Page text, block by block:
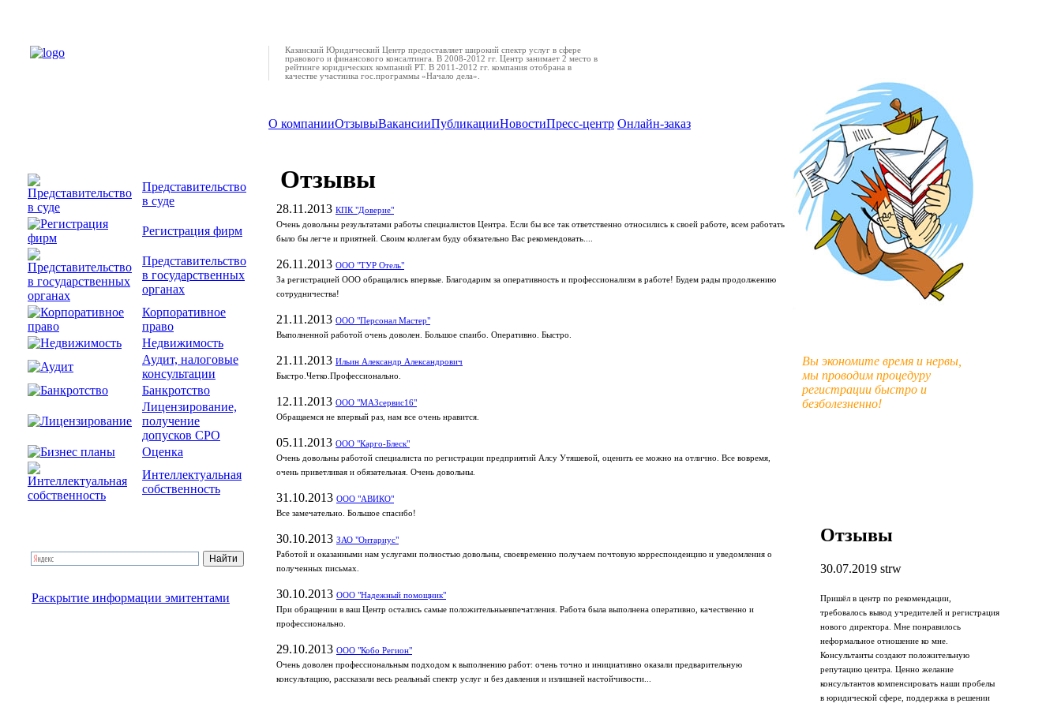
Представительство
в суде
Регистрация фирм
Представительство
в государственных
органах
Корпоративное
право
Недвижимость
Аудит, налоговые
консультации
Банкротство
Лицензирование,
получение
допусков СРО
Оценка
Интеллектуальная
собственность
Раскрытие информации эмитентами
Казанский Юридический Центр предоставляет широкий спектр услуг в сфере
правового и финансового консалтинга. В 2008-2012 гг. Центр занимает 2 место в
рейтинге юридических компаний РТ. В 2011-2012 гг. компания отобрана в
качестве участника гос.программы «Начало дела».
О компанииОтзывыВакансииПубликацииНовостиПресс-центр Онлайн-заказ
Отзывы
28.11.2013 КПК "Доверие"
Очень довольны результатами работы специалистов Центра. Если бы все так ответственно относились к своей работе, всем работать
было бы легче и приятней. Своим коллегам буду обязательно Вас рекомендовать....
26.11.2013 ООО "ТУР Отель"
За регистрацией ООО обращались впервые. Благодарим за оперативность и профессионализм в работе! Будем рады продолжению
сотрудничества!
21.11.2013 ООО "Персонал Мастер"
Выполненной работой очень доволен. Большое спаибо. Оперативно. Быстро.
21.11.2013 Ильин Александр Александрович
Быстро.Четко.Профессионально.
12.11.2013 ООО "МАЗсервис16"
Обращаемся не впервый раз, нам все очень нравится.
05.11.2013 ООО "Карго-Блеск"
Очень довольны работой специалиста по регистрации предприятий Алсу Утяшевой, оценить ее можно на отлично. Все вовремя,
очень приветливая и обязательная. Очень довольны.
31.10.2013 ООО "АВИКО"
Все замечательно. Большое спасибо!
30.10.2013 ЗАО "Онтариус"
Работой и оказанными нам услугами полностью довольны, своевременно получаем почтовую корреспонденцию и уведомления о
полученных письмах.
30.10.2013 ООО "Надежный помощник"
При обращении в ваш Центр остались самые положительныевпечатления. Работа была выполнена оперативно, качественно и
профессионально.
29.10.2013 ООО "Кобо Регион"
Очень доволен профессиональным подходом к выполнению работ: очень точно и инициативно оказали предварительную
консультацию, рассказали весь реальный спектр услуг и без давления и излишней настойчивости...
Вы экономите время и нервы,
мы проводим процедуру
регистрации быстро и
безболезненно!
Отзывы
30.07.2019 strw
Пришёл в центр по рекомендации,
требовалось вывод учредителей и регистрация
нового директора. Мне понравилось
неформальное отношение ко мне.
Консультанты создают положительную
репутацию центра. Ценно желание
консультантов компенсировать наши пробелы
в юридической сфере, поддержка в решении